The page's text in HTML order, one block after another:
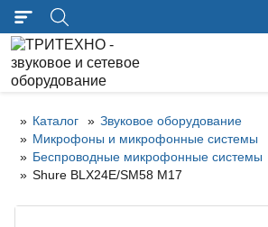
Каталог
Звуковое оборудование
Микрофоны и микрофонные системы
Беспроводные микрофонные системы
Shure BLX24E/SM58 M17